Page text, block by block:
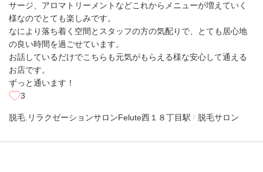
サージ、アロマトリーメントなどこれからメニューが増えていく
様なのでとても楽しみです。
なにより落ち着く空間とスタッフの方の気配りで、とても居心地
の良い時間を過ごせています。
お話しているだけでこちらも元気がもらえる様な安心して通える
お店です。
ずっと通います！
3
脱毛.リラクゼーションサロンFelute西１８丁目駅 脱毛サロン